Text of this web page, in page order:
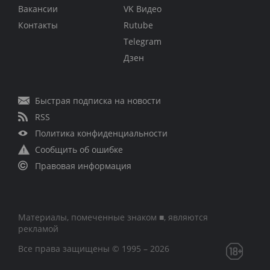
Вакансии
Контакты
VK Видео
Rutube
Telegram
Дзен
Быстрая подписка на новости
RSS
Политика конфиденциальности
Сообщить об ошибке
Правовая информация
Материалы, помеченные знаком ■, являются
рекламой
Все права защищены © 1995 – 2026